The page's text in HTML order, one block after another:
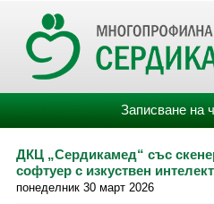
Записване на
ДКЦ „Сердикамед“ със
софтуер с изкуствен интелект
понеделник 30 март 2026